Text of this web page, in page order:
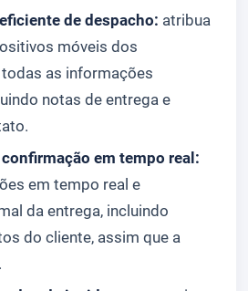
de despacho: atribua
móveis dos
as informações
notas de entrega e
em tempo real:
em tempo real e
da entrega, incluindo
do cliente, assim que a